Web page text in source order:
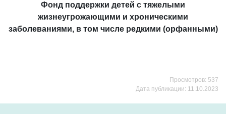
Фонд поддержки детей с тяжелыми
жизнеугрожающими и хроническими
заболеваниями, в том числе редкими (орфанными)
Просмотров: 537
Дата публикации: 11.10.2023